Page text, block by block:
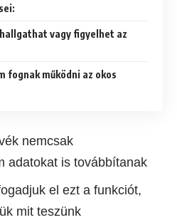
vagy figyelhet az
fognak működni az okos
nemcsak
adatokat is továbbítanak
el ezt a funkciót,
mit teszünk